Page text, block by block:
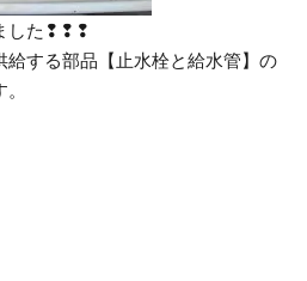
した❢❢❢
給する部品【止水栓と給水管】の